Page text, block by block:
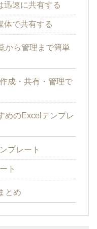
迅速に共有する
体で共有する
から管理まで簡単
成・共有・管理で
めのExcelテンプレ
プレート
ト
とめ